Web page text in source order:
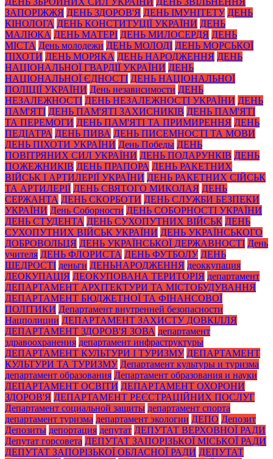
ЗАПОРІЖЖЯ ДЕНЬ ЗДОРОВ'Я ДЕНЬ ІМУНІТЕТУ ДЕНЬ
КІНОЛОГА ДЕНЬ КОНСТИТУЦІЇ УКРАЇНИ ДЕНЬ
МАЛЮКА ДЕНЬ МАТЕРІ ДЕНЬ МИЛОСЕРДЯ ДЕНЬ
МІСТА День молодежи ДЕНЬ МОЛОДІ ДЕНЬ МОРСЬКОЇ
ПІХОТИ ДЕНЬ МОРЯКА ДЕНЬ НАРОДЖЕННЯ ДЕНЬ
НАЦІОНАЛЬНОЇ ГВАРДІЇ УКРАЇНИ ДЕНЬ
НАЦІОНАЛЬНОЇ ЄДНОСТІ ДЕНЬ НАЦІОНАЛЬНОЇ
ПОЛІЦІЇ УКРАЇНИ День независимости ДЕНЬ
НЕЗАЛЕЖНОСТІ ДЕНЬ НЕЗАЛЕЖНОСТІ УКРАЇНИ ДЕНЬ
ПАМ'ЯТІ ДЕНЬ ПАМ'ЯТІ ЗАХИСНИКІВ ДЕНЬ ПАМ'ЯТІ
ТА ПЕРЕМОГИ ДЕНЬ ПАМ'ЯТІ ТА ПРИМИРЕННЯ ДЕНЬ
ПЕДІАТРА ДЕНЬ ПИВА ДЕНЬ ПИСЕМНОСТІ ТА МОВИ
ДЕНЬ ПІХОТИ УКРАЇНИ День Победы ДЕНЬ
ПОВІТРЯНИХ СИЛ УКРАЇНИ ДЕНЬ ПОДАРУНКІВ ДЕНЬ
ПОЖЕЖНИКІВ ДЕНЬ ПРАПОРА ДЕНЬ РАКЕТНИХ
ВІЙСЬК І АРТИЛЕРІЇ УКРАЇНИ ДЕНЬ РАКЕТНИХ СІЙСЬК
ТА АРТИЛЕРІЇ ДЕНЬ СВЯТОГО МИКОЛАЯ ДЕНЬ
СЕРЖАНТА ДЕНЬ СКОРБОТИ ДЕНЬ СЛУЖБИ БЕЗПЕКИ
УКРАЇНИ День Соборности ДЕНЬ СОБОРНОСТІ УКРАЇНИ
ДЕНЬ СТУДЕНТА ДЕНЬ СУХОПУТНИХ ВІЙСЬК ДЕНЬ
СУХОПУТНИХ ВІЙСЬК УКРАЇНИ ДЕНЬ УКРАЇНСЬКОГО
ДОБРОВОЛЬЦЯ ДЕНЬ УКРАЇНСЬКОЇ ДЕРЖАВНОСТІ День
учителя ДЕНЬ ФЛОРИСТА ДЕНЬ ФУТБОЛУ ДЕНЬ
ЩЕДРОСТІ деньги ДЕНЬНАРОДЖЕННЯ деоккупация
ДЕОКУПАЦІЯ ДЕОКУПОВАНА ТЕРИТОРІЯ департамент
ДЕПАРТАМЕНТ АРХІТЕКТУРИ ТА МІСТОБУДУВАННЯ
ДЕПАРТАМЕНТ БЮДЖЕТНОЇ ТА ФІНАНСОВОЇ
ПОЛІТИКИ Департамент внутренней безопасности
Нацполиции ДЕПАРТАМЕНТ ЗАХИСТУ ДОВКІЛЛЯ
ДЕПАРТАМЕНТ ЗДОРОВ'Я ЗОВА департамент
здравоохранения департамент инфраструктуры
ДЕПАРТАМЕНТ КУЛЬТУРИ І ТУРИЗМУ ДЕПАРТАМЕНТ
КУЛЬТУРИ ТА ТУРИЗМУ Департамент культуры и туризма
департамент образования Департамент образования и науки
ДЕПАРТАМЕНТ ОСВІТИ ДЕПАРТАМЕНТ ОХОРОНИ
ЗДОРОВ'Я ДЕПАРТАМЕНТ РЕЄСТРАЦІЙНИХ ПОСЛУГ
Департамент социальной защиты департамент спорта
департамент туризма департамент экологии ДЕПО Депозит
Депозиты депортация депутат ДЕПУТАТ ВЕРХОВНОЇ РАДИ
Депутат горсовета ДЕПУТАТ ЗАПОРІЗЬКОЇ МІСЬКОЇ РАДИ
ДЕПУТАТ ЗАПОРІЗЬКОЇ ОБЛАСНОЇ РАДИ ДЕПУТАТ